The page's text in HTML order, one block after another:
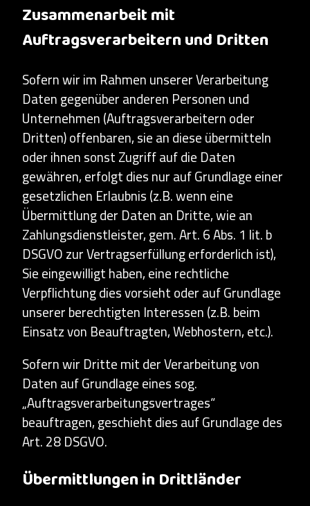
Zusammenarbeit mit
Auftragsverarbeitern und Dritten
Sofern wir im Rahmen unserer Verarbeitung
Daten gegenüber anderen Personen und
Unternehmen (Auftragsverarbeitern oder
Dritten) offenbaren, sie an diese übermitteln
oder ihnen sonst Zugriff auf die Daten
gewähren, erfolgt dies nur auf Grundlage einer
gesetzlichen Erlaubnis (z.B. wenn eine
Übermittlung der Daten an Dritte, wie an
Zahlungsdienstleister, gem. Art. 6 Abs. 1 lit. b
DSGVO zur Vertragserfüllung erforderlich ist),
Sie eingewilligt haben, eine rechtliche
Verpflichtung dies vorsieht oder auf Grundlage
unserer berechtigten Interessen (z.B. beim
Einsatz von Beauftragten, Webhostern, etc.).
Sofern wir Dritte mit der Verarbeitung von
Daten auf Grundlage eines sog.
„Auftragsverarbeitungsvertrages“
beauftragen, geschieht dies auf Grundlage des
Art. 28 DSGVO.
Übermittlungen in Drittländer